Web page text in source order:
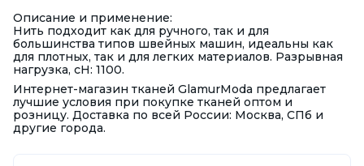
Описание и применение:
Нить подходит как для ручного, так и для
большинства типов швейных машин, идеальны как
для плотных, так и для легких материалов. Разрывная
нагрузка, сН: 1100.
Интернет-магазин тканей GlamurModa предлагает
лучшие условия при покупке тканей оптом и
розницу. Доставка по всей России: Москва, СПб и
другие города.